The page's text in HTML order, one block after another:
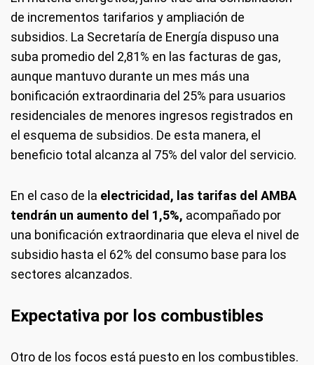
de incrementos tarifarios y ampliación de
subsidios. La Secretaría de Energía dispuso una
suba promedio del 2,81% en las facturas de gas,
aunque mantuvo durante un mes más una
bonificación extraordinaria del 25% para usuarios
residenciales de menores ingresos registrados en
el esquema de subsidios. De esta manera, el
beneficio total alcanza al 75% del valor del servicio.
En el caso de la electricidad, las tarifas del AMBA
tendrán un aumento del 1,5%, acompañado por
una bonificación extraordinaria que eleva el nivel de
subsidio hasta el 62% del consumo base para los
sectores alcanzados.
Expectativa por los combustibles
Otro de los focos está puesto en los combustibles.